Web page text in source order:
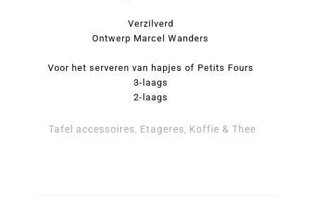
Verzilverd
Ontwerp Marcel Wanders
Voor het serveren van hapjes of Petits Fours
3-laags
2-laags
Tafel accessoires, Etageres, Koffie & Thee